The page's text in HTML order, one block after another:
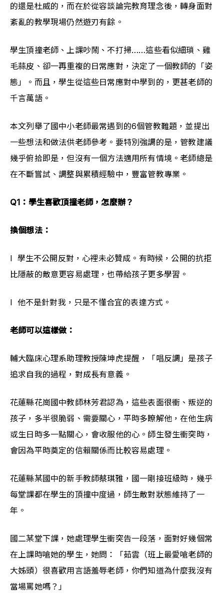
的還是杜威的，而在於從容談論完教育理念後，轉身面對
紊亂的教學現場仍然遊刃有餘。
學生頂撞老師、上課吵鬧、不打掃……這些看似細瑣、雞
毛蒜皮、卻一再重複的日常應對，決定了一個教師的「姿
態」。而且，學生從這些日常應對中學到的，更甚老師的
千言萬語。
本文列舉了國中小老師最常遇到的6個管教難題，並提出
一些想法和做法供老師參考。要特別強調的是，管教建議
幾乎俯拾即是，但沒有一個方法適用所有情境。老師總是
在不斷嘗試、調整與累積經驗中，豐富管教專業。
Q1：學生喜歡頂撞老師，怎麼辦？
換個想法：
l  學生不公開反對，心裡未必贊成。有時候，公開的抗拒
比隱蔽的敵意更容易處理，也帶給孩子更多學習。
l  他不是針對我，只是不懂合宜的表達方式。
老師可以這樣做：
輔大臨床心理系助理教授陳坤虎提醒，「唱反調」是孩子
追求自我的過程，對成長有意義。
花蓮縣花崗國中教師林芳君認為，這些表面很衝、叛逆的
孩子，多半很脆弱、需要關心，平時多瞭解他，在他生病
或生日時多一點關心，會收服他的心。師生發生衝突時，
會因為平時奠定的信賴關係而比較容易處理。
花蓮縣某國中的新手教師蔡琪雅，國一剛接班級時，幾乎
每堂課都在學生的頂撞中度過，師生敵對狀態維持了一
年。
國二某堂下課，她處理學生衝突告一段落，面對好幾個常
在上課時嗆她的學生，她問：「茹雲（班上最愛嗆老師的
大姊頭）很喜歡用言語羞辱老師，你們知道為什麼我沒有
當場罵她嗎？」